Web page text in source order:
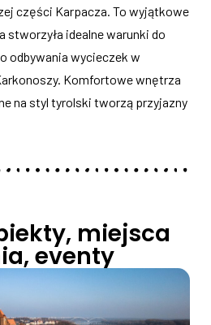
części Karpacza. To wyjątkowe
stworzyła idealne warunki do
odbywania wycieczek w
Komfortowe wnętrza
na styl tyrolski tworzą przyjazny
miejsca
eventy